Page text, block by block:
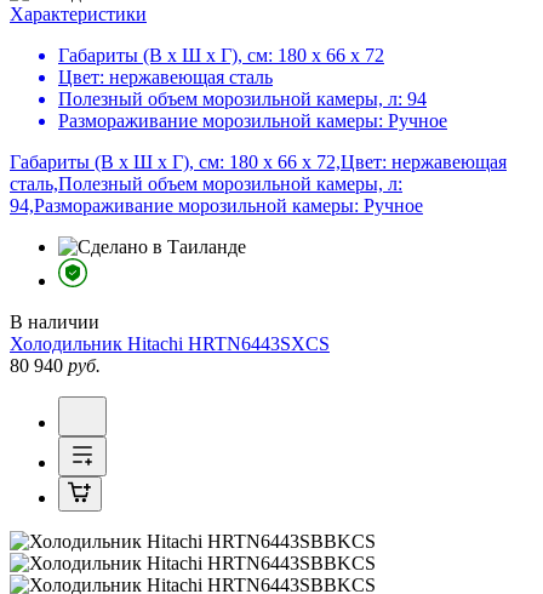
Характеристики
Габариты (В х Ш х Г), см: 180 х 66 х 72
Цвет: нержавеющая сталь
Полезный объем морозильной камеры, л: 94
Размораживание морозильной камеры: Ручное
Габариты (В х Ш х Г), см: 180 х 66 х 72,Цвет: нержавеющая
сталь,Полезный объем морозильной камеры, л:
94,Размораживание морозильной камеры: Ручное
В наличии
Холодильник Hitachi HRTN6443SXCS
80 940 руб.